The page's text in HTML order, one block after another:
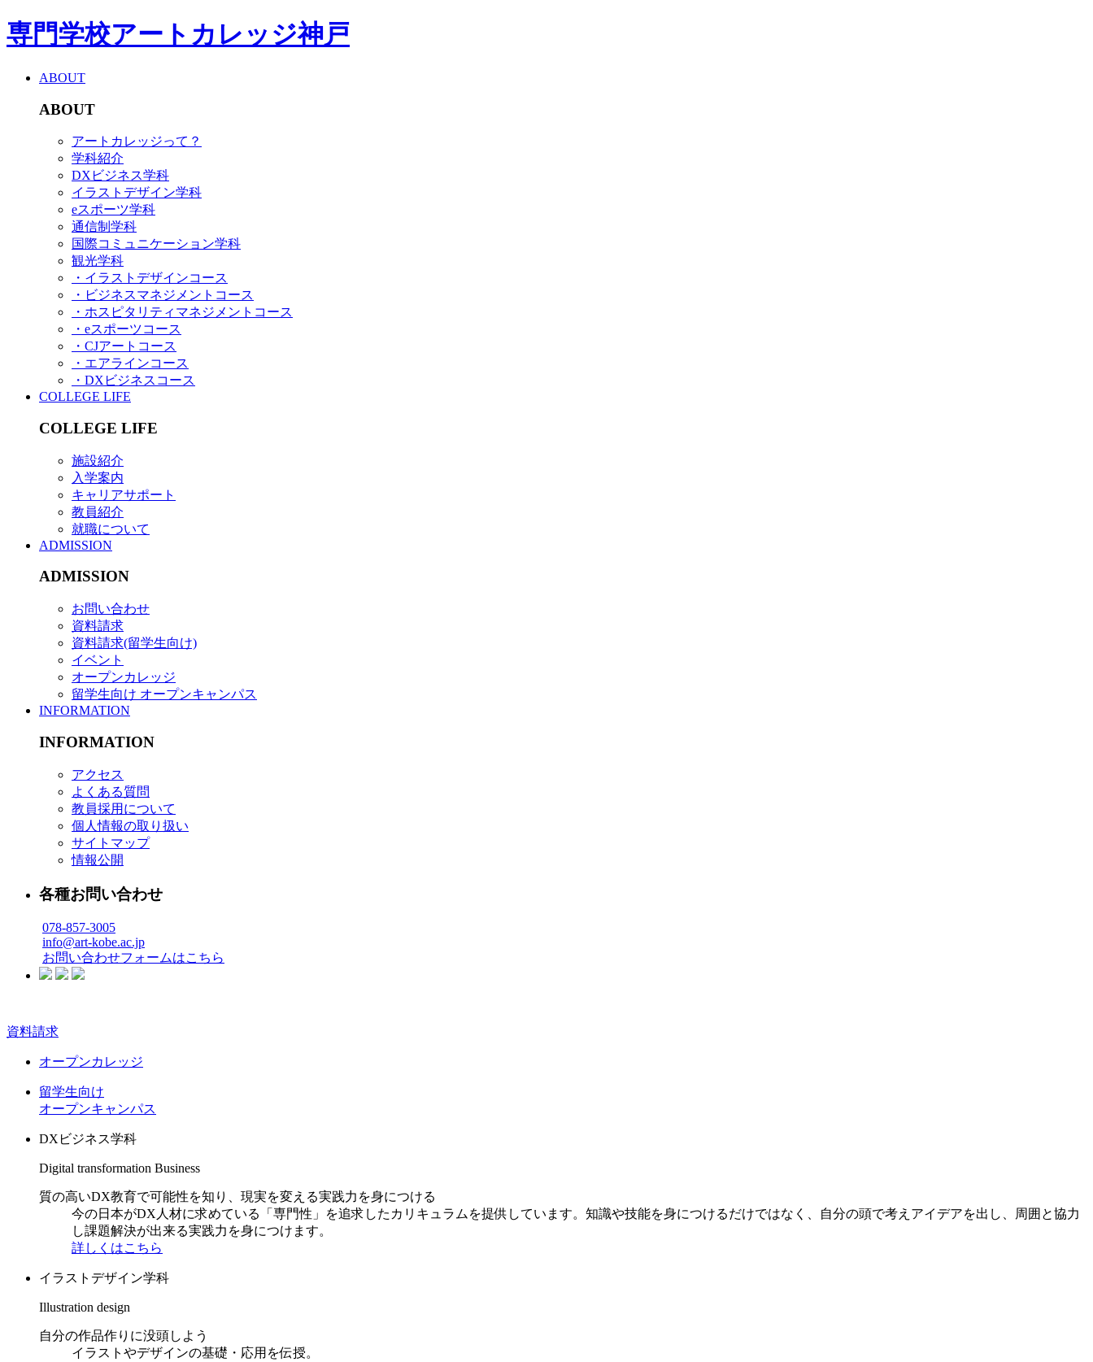
専門学校アートカレッジ神戸
ABOUT
ABOUT
アートカレッジって？
学科紹介
DXビジネス学科
イラストデザイン学科
eスポーツ学科
通信制学科
国際コミュニケーション学科
観光学科
・イラストデザインコース
・ビジネスマネジメントコース
・ホスピタリティマネジメントコース
・eスポーツコース
・CJアートコース
・エアラインコース
・DXビジネスコース
COLLEGE LIFE
COLLEGE LIFE
施設紹介
入学案内
キャリアサポート
教員紹介
就職について
ADMISSION
ADMISSION
お問い合わせ
資料請求
資料請求(留学生向け)
イベント
オープンカレッジ
留学生向け オープンキャンパス
INFORMATION
INFORMATION
アクセス
よくある質問
教員採用について
個人情報の取り扱い
サイトマップ
情報公開
各種お問い合わせ
078-857-3005
info@art-kobe.ac.jp
お問い合わせフォームはこちら
資料請求
オープンカレッジ
留学生向け
オープンキャンパス
DXビジネス学科
Digital transformation Business
質の高いDX教育で可能性を知り、現実を変える実践力を身につける
今の日本がDX人材に求めている「専門性」を追求したカリキュラムを提供しています。知識や技能を身につけるだけではなく、自分の頭で考えアイデアを出し、周囲と協力
し課題解決が出来る実践力を身につけます。
詳しくはこちら
イラストデザイン学科
Illustration design
自分の作品作りに没頭しよう
イラストやデザインの基礎・応用を伝授。